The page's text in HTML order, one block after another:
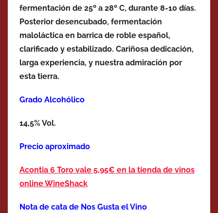
fermentación de 25º a 28º C, durante 8-10 días.
Posterior desencubado, fermentación
maloláctica en barrica de roble español,
clarificado y estabilizado. Cariñosa dedicación,
larga experiencia, y nuestra admiración por
esta tierra.
Grado Alcohólico
14,5% Vol.
Precio aproximado
Acontia 6 Toro vale 5,95€ en la tienda de vinos
online WineShack
Nota de cata de Nos Gusta el Vino